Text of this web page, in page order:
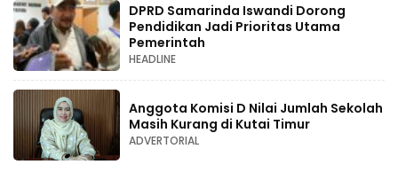
DPRD Samarinda Iswandi Dorong
Pendidikan Jadi Prioritas Utama
Pemerintah
HEADLINE
Anggota Komisi D Nilai Jumlah Sekolah
Masih Kurang di Kutai Timur
ADVERTORIAL